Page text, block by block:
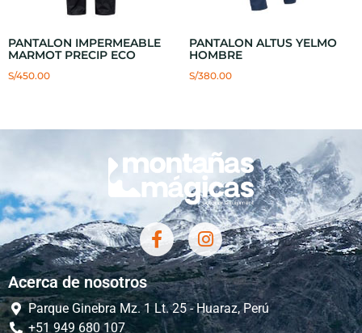
PANTALON IMPERMEABLE
MARMOT PRECIP ECO
S/450.00
PANTALON ALTUS YELMO
HOMBRE
S/380.00
Acerca de nosotros
Parque Ginebra Mz. 1 Lt. 25 - Huaraz, Perú
+51 949 680 107